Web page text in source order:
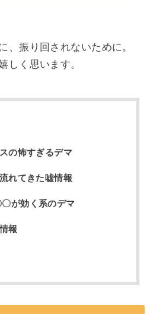
、振り回されないために。
しく思います。
の怖すぎるデマ
れてきた嘘情報
が効く系のデマ
報